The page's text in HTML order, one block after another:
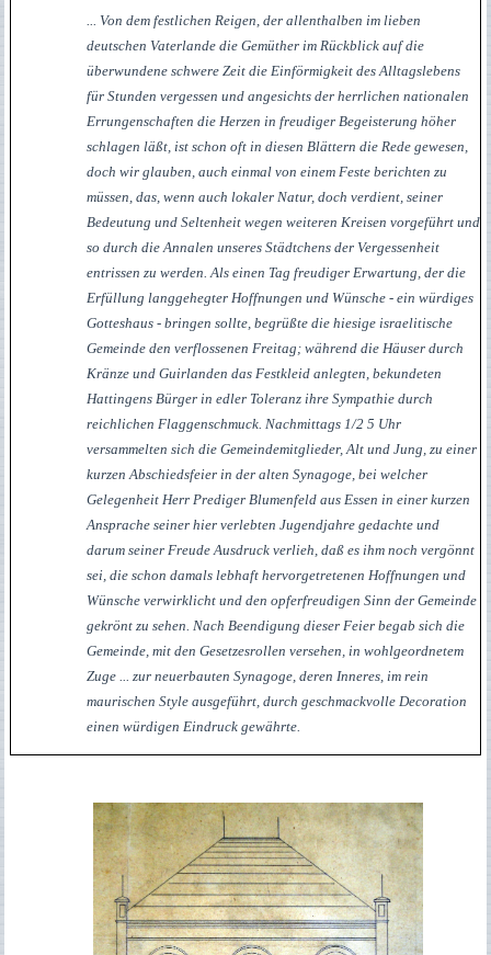
... Von dem festlichen Reigen, der allenthalben im lieben
deutschen Vaterlande die Gemüther im Rückblick auf die
überwundene schwere Zeit die Einförmigkeit des Alltagslebens
für Stunden vergessen und angesichts der herrlichen nationalen
Errungenschaften die Herzen in freudiger Begeisterung höher
schlagen läßt, ist schon oft in diesen Blättern die Rede gewesen,
doch wir glauben, auch einmal von einem Feste berichten zu
müssen, das, wenn auch lokaler Natur, doch verdient, seiner
Bedeutung und Seltenheit wegen weiteren Kreisen vorgeführt und
so durch die Annalen unseres Städtchens der Vergessenheit
entrissen zu werden. Als einen Tag freudiger Erwartung, der die
Erfüllung langgehegter Hoffnungen und Wünsche - ein würdiges
Gotteshaus - bringen sollte, begrüßte die hiesige israelitische
Gemeinde den verflossenen Freitag; während die Häuser durch
Kränze und Guirlanden das Festkleid anlegten, bekundeten
Hattingens Bürger in edler Toleranz ihre Sympathie durch
reichlichen Flaggenschmuck. Nachmittags 1/2 5 Uhr
versammelten sich die Gemeindemitglieder, Alt und Jung, zu einer
kurzen Abschiedsfeier in der alten Synagoge, bei welcher
Gelegenheit Herr Prediger Blumenfeld aus Essen in einer kurzen
Ansprache seiner hier verlebten Jugendjahre gedachte und
darum seiner Freude Ausdruck verlieh, daß es ihm noch vergönnt
sei, die schon damals lebhaft hervorgetretenen Hoffnungen und
Wünsche verwirklicht und den opferfreudigen Sinn der Gemeinde
gekrönt zu sehen. Nach Beendigung dieser Feier begab sich die
Gemeinde, mit den Gesetzesrollen versehen, in wohlgeordnetem
Zuge ... zur neuerbauten Synagoge, deren Inneres, im rein
maurischen Style ausgeführt, durch geschmackvolle Decoration
einen würdigen Eindruck gewährte.